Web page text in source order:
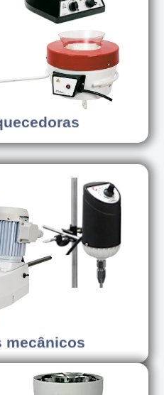
modelos
mecânicos
os modelos